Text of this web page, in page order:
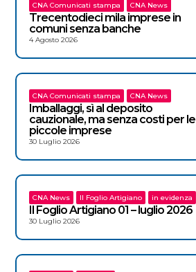
CNA Comunicati stampa CNA News
Trecentodieci mila imprese in
comuni senza banche
4 Agosto 2026
CNA Comunicati stampa CNA News
Imballaggi, sì al deposito
cauzionale, ma senza costi per le
piccole imprese
30 Luglio 2026
CNA News Il Foglio Artigiano in evidenza
Il Foglio Artigiano 01 – luglio 2026
30 Luglio 2026